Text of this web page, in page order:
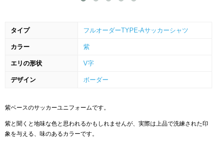
タイプ フルオーダーTYPE-Aサッカーシャツ
カラー 紫
エリの形状 V字
デザイン ボーダー
紫ベースのサッカーユニフォームです。
紫と聞くと地味な色と思われるかもしれませんが、実際は上品で洗練された印
象を与える、味のあるカラーです。